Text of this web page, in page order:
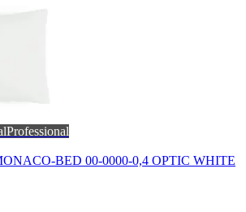
Professional
BED 00-0000-0,4 OPTIC WHITE